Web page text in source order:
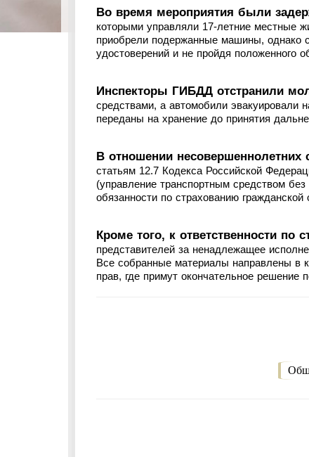
Во время мероприятия были
которыми управляли 17‑летние местные
приобрели подержанные машины, однако
удостоверений и не пройдя положенного
Инспекторы ГИБДД отстранили
средствами, а автомобили
переданы на хранение до принятия
В отношении
статьям 12.7 Кодекса Российской
(управление транспортным средством
обязанности по страхованию
Кроме того, к ответственности
представителей за ненадлежащее
Все собранные материалы направлены в
прав, где примут окончательное решение